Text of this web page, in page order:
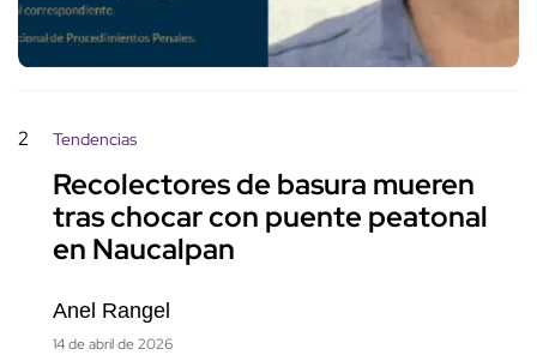
2 Tendencias
Recolectores de basura mueren
tras chocar con puente peatonal
en Naucalpan
Anel Rangel
14 de abril de 2026